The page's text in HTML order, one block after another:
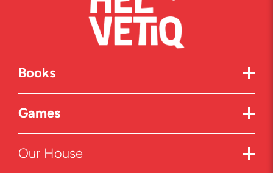
Books
Games
Our House